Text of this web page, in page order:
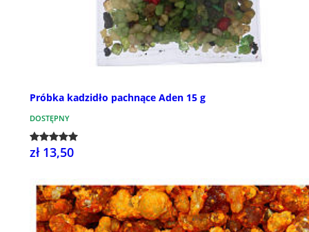
Próbka kadzidło pachnące Aden 15 g
DOSTĘPNY
zł 13,50